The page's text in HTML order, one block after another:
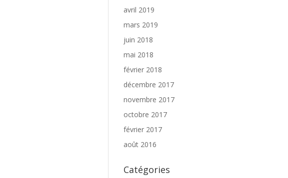
avril 2019
mars 2019
juin 2018
mai 2018
février 2018
décembre 2017
novembre 2017
octobre 2017
février 2017
août 2016
Catégories